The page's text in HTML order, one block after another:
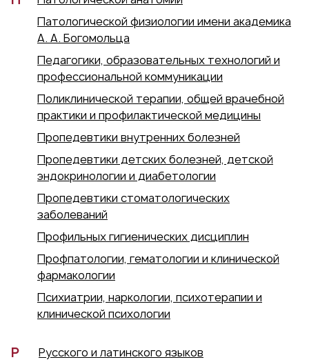
Патологической физиологии имени академика
А. А. Богомольца
Педагогики, образовательных технологий и
профессиональной коммуникации
Поликлинической терапии, общей врачебной
практики и профилактической медицины
Пропедевтики внутренних болезней
Пропедевтики детских болезней, детской
эндокринологии и диабетологии
Пропедевтики стоматологических
заболеваний
Профильных гигиенических дисциплин
Профпатологии, гематологии и клинической
фармакологии
Психиатрии, наркологии, психотерапии и
клинической психологии
Р Русского и латинского языков